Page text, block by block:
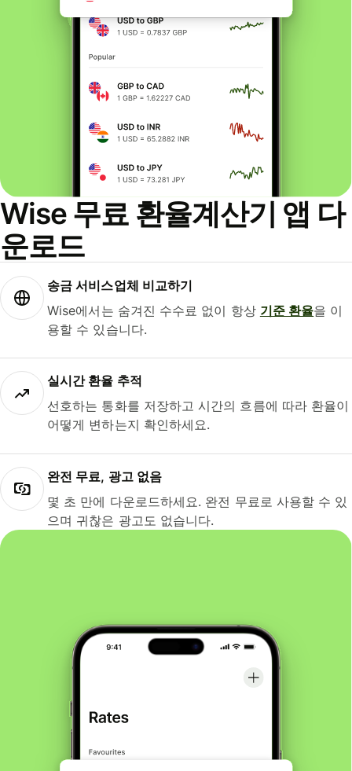
Wise 무료 환율계산기 앱 다
운로드
송금 서비스업체 비교하기
Wise에서는 숨겨진 수수료 없이 항상 기준 환율을 이
용할 수 있습니다.
실시간 환율 추적
선호하는 통화를 저장하고 시간의 흐름에 따라 환율이
어떻게 변하는지 확인하세요.
완전 무료, 광고 없음
몇 초 만에 다운로드하세요. 완전 무료로 사용할 수 있
으며 귀찮은 광고도 없습니다.